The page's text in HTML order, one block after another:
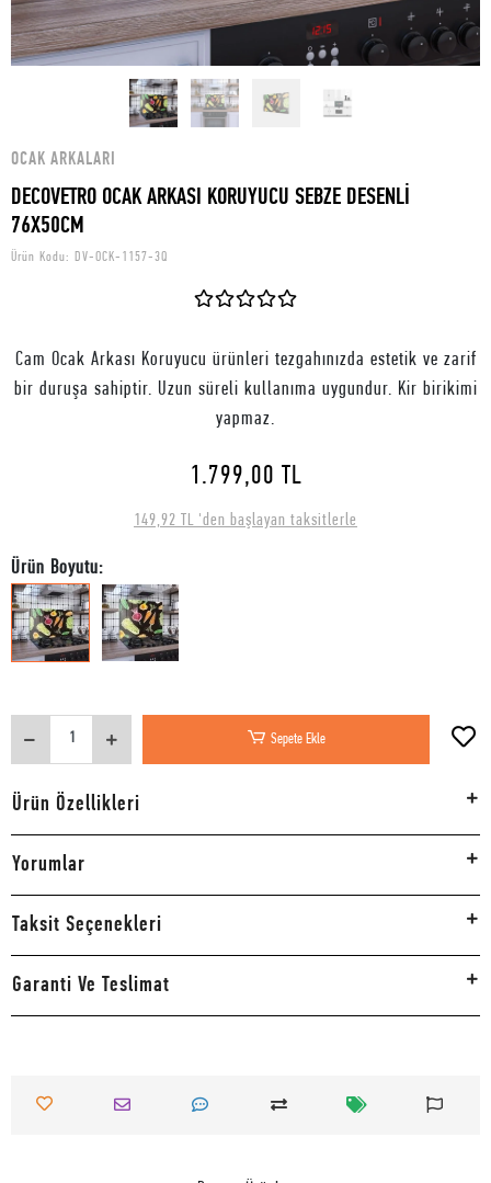
OCAK ARKALARI
DECOVETRO OCAK ARKASI KORUYUCU SEBZE DESENLİ
76X50CM
Ürün Kodu: DV-OCK-1157-3Q
Cam Ocak Arkası Koruyucu ürünleri tezgahınızda estetik ve zarif
bir duruşa sahiptir. Uzun süreli kullanıma uygundur. Kir birikimi
yapmaz.
1.799,00 TL
149,92 TL 'den başlayan taksitlerle
Ürün Boyutu:
Sepete Ekle
Ürün Özellikleri
Yorumlar
Taksit Seçenekleri
Garanti Ve Teslimat